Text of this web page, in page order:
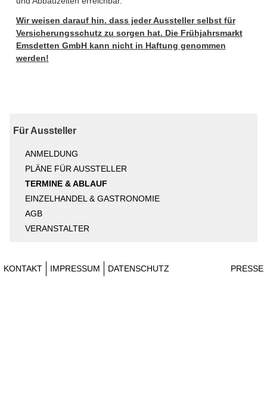
Wir weisen darauf hin. dass jeder Aussteller selbst für
Versicherungsschutz zu sorgen hat. Die Frühjahrsmarkt
Emsdetten GmbH kann nicht in Haftung genommen
werden!
Für Aussteller
ANMELDUNG
PLÄNE FÜR AUSSTELLER
TERMINE & ABLAUF
EINZELHANDEL & GASTRONOMIE
AGB
VERANSTALTER
KONTAKT IMPRESSUM DATENSCHUTZ PRESSE